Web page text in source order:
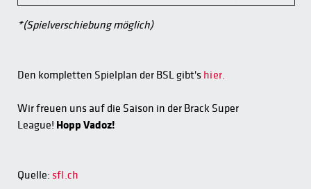
*(Spielverschiebung möglich)
Den kompletten Spielplan der BSL gibt's hier.
Wir freuen uns auf die Saison in der Brack Super
League! Hopp Vadoz!
Quelle: sfl.ch